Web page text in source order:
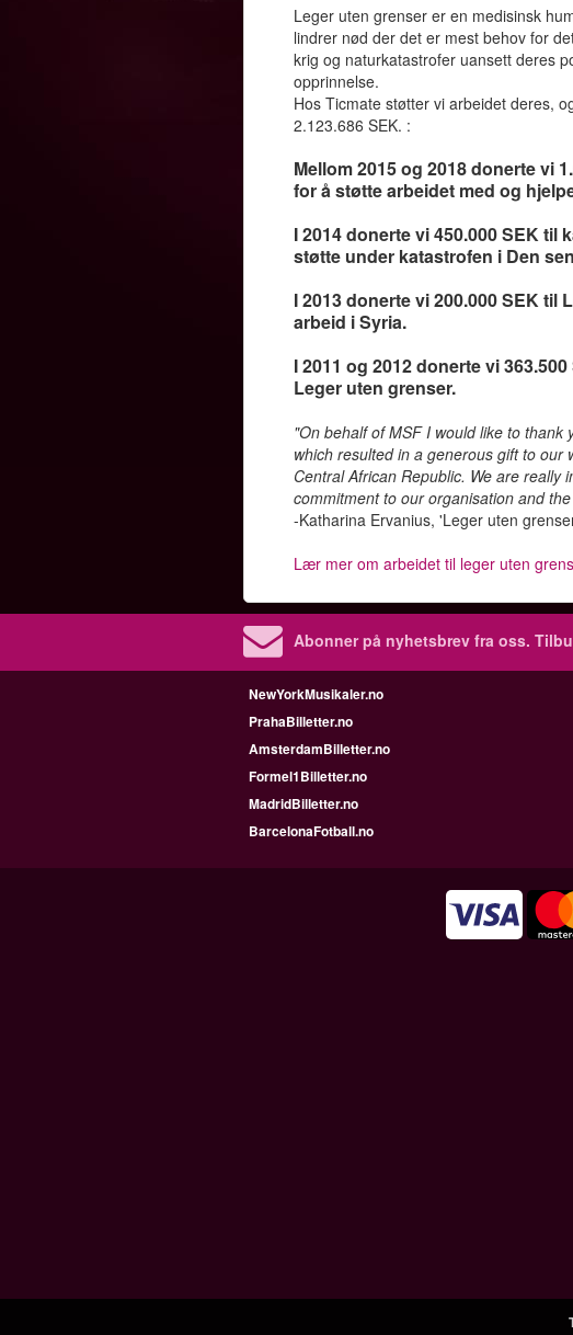
Leger uten grenser er en medisinsk
lindrer nød der det er mest behov for
krig og naturkatastrofer uansett deres
opprinnelse.
Hos Ticmate støtter vi arbeidet deres,
2.123.686 SEK. :
Mellom 2015 og 2018 donerte vi
for å støtte arbeidet med og
I 2014 donerte vi 450.000 SEK til
støtte under katastrofen i Den
I 2013 donerte vi 200.000 SEK
arbeid i Syria.
I 2011 og 2012 donerte vi
Leger uten grenser.
"On behalf of MSF I would like to
which resulted in a generous gift to our
Central African Republic. We are really
commitment to our organisation and
-Katharina Ervanius, 'Leger uten
Lær mer om arbeidet til leger uten
Abonner på nyhetsbrev fra oss.
NewYorkMusikaler.no
PrahaBilletter.no
AmsterdamBilletter.no
Formel1Billetter.no
MadridBilletter.no
BarcelonaFotball.no